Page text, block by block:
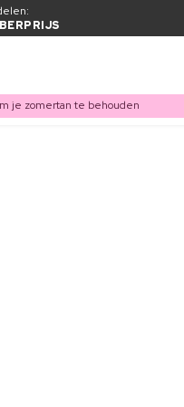
je zomertan te behouden